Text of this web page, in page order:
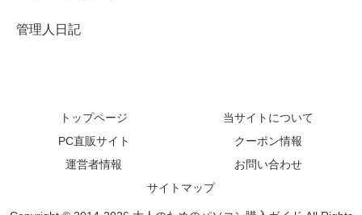
管理人日記
トップページ
当サイトについて
PC直販サイト
クーポン情報
運営者情報
お問い合わせ
サイトマップ